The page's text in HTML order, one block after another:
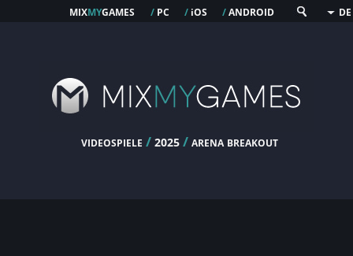
mixmygames / pc / ios /android DE
videospiele / 2025 /arena breakout